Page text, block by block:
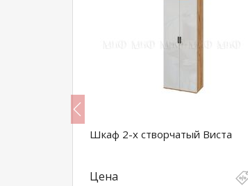
Шкаф 2-х створчатый Виста
Цена